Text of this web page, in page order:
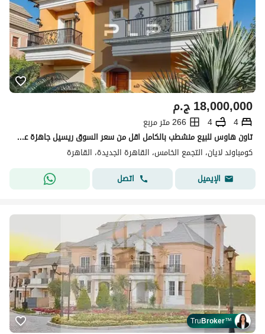
ج.م18,000,000
4
4
266 متر مربع
تاون هاوس للبيع منشطب بالكامل اقل من سعر السوق ريسيل جاهزة علي السكن والمفتاح في كمبوند لايان صبور في قلب الجولدن سكوير بفيو مفتوح علي لاند سكيب
كومباوند لايان، التجمع الخامس، القاهرة الجديدة، القاهرة
الإيميل
اتصل
TruBroker™